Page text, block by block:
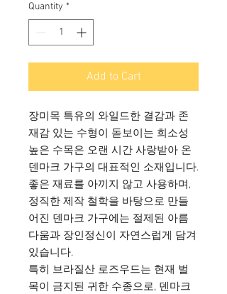
Quantity *
Add to Cart
장미목 특유의 와일드한 결감과 존
재감 있는 수형이 돋보이는 희소성
높은 수목은 오랜 시간 사랑받아 온
덴마크 가구의 대표적인 소재입니다.
좋은 재료를 아끼지 않고 사용하며,
정직한 제작 철학을 바탕으로 만들
어진 덴마크 가구에는 절제된 아름
다움과 장인정신이 자연스럽게 담겨
있습니다.
특히 브라질산 로즈우드는 현재 벌
목이 금지된 귀한 수종으로, 덴마크